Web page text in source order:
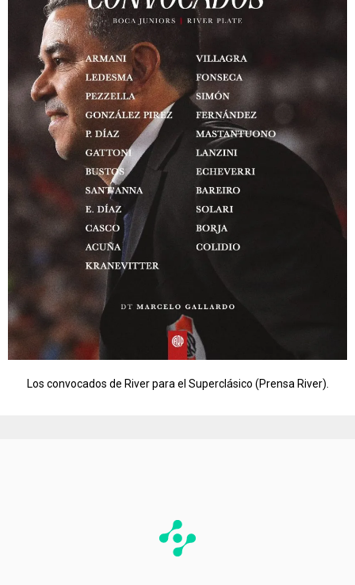
Los convocados de River para el Superclásico (Prensa River).